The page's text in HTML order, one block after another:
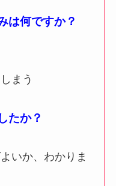
は何ですか？
まう
たか？
いか、わかりま